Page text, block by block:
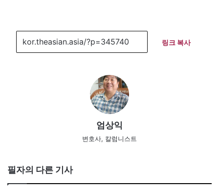
링크 복사
엄상익
변호사, 칼럼니스트
필자의 다른 기사